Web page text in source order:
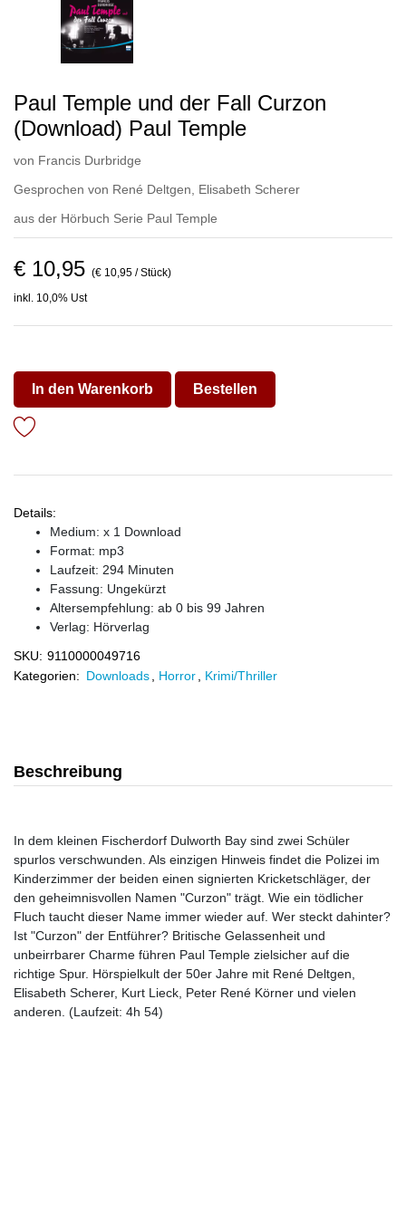
Paul Temple und der Fall Curzon
(Download) Paul Temple
von Francis Durbridge
Gesprochen von René Deltgen
Elisabeth Scherer
aus der Hörbuch Serie Paul Temple
€ 10,95 (€ 10,95 / Stück)
inkl. 10,0% Ust
In den Warenkorb Bestellen
Details:
Medium: x 1 Download
Format: mp3
Laufzeit: 294 Minuten
Fassung: Ungekürzt
Altersempfehlung: ab 0 bis 99 Jahren
Verlag: Hörverlag
SKU: 9110000049716
Kategorien: Downloads Horror Krimi/Thriller
Beschreibung
In dem kleinen Fischerdorf Dulworth Bay sind zwei Schüler
spurlos verschwunden. Als einzigen Hinweis findet die Polizei im
Kinderzimmer der beiden einen signierten Kricketschläger, der
den geheimnisvollen Namen "Curzon" trägt. Wie ein tödlicher
Fluch taucht dieser Name immer wieder auf. Wer steckt dahinter?
Ist "Curzon" der Entführer? Britische Gelassenheit und
unbeirrbarer Charme führen Paul Temple zielsicher auf die
richtige Spur. Hörspielkult der 50er Jahre mit René Deltgen,
Elisabeth Scherer, Kurt Lieck, Peter René Körner und vielen
anderen. (Laufzeit: 4h 54)